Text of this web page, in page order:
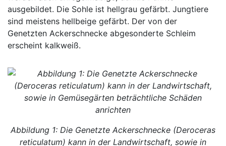
ausgebildet. Die Sohle ist hellgrau gefärbt. Jungtiere
sind meistens hellbeige gefärbt. Der von der
Genetzten Ackerschnecke abgesonderte Schleim
erscheint kalkweiß.
Abbildung 1: Die Genetzte Ackerschnecke (Deroceras
reticulatum) kann in der Landwirtschaft, sowie in